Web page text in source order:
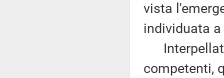
vista
individuata
Interpellati
competenti,